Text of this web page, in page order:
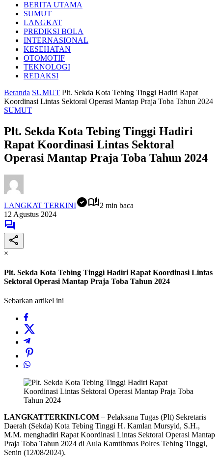
BERITA UTAMA
SUMUT
LANGKAT
PREDIKSI BOLA
INTERNASIONAL
KESEHATAN
OTOMOTIF
TEKNOLOGI
REDAKSI
Beranda SUMUT Plt. Sekda Kota Tebing Tinggi Hadiri Rapat
Koordinasi Lintas Sektoral Operasi Mantap Praja Toba Tahun 2024
SUMUT
Plt. Sekda Kota Tebing Tinggi Hadiri
Rapat Koordinasi Lintas Sektoral
Operasi Mantap Praja Toba Tahun 2024
LANGKAT TERKINI
2 min baca
12 Agustus 2024
×
Plt. Sekda Kota Tebing Tinggi Hadiri Rapat Koordinasi Lintas
Sektoral Operasi Mantap Praja Toba Tahun 2024
Sebarkan artikel ini
LANGKATTERKINI.COM – Pelaksana Tugas (Plt) Sekretaris
Daerah (Sekda) Kota Tebing Tinggi H. Kamlan Mursyid, S.H.,
M.M. menghadiri Rapat Koordinasi Lintas Sektoral Operasi Mantap
Praja Toba Tahun 2024 di Aula Kamtibmas Polres Tebing Tinggi,
Senin (12/08/2024).